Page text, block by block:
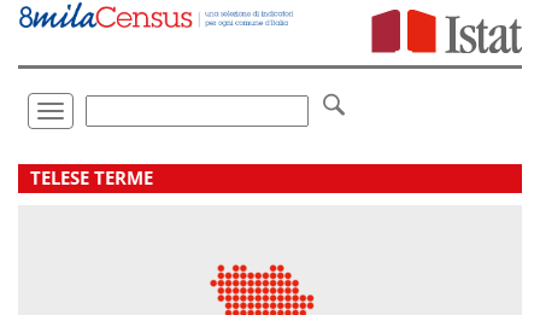
Vai
direttamente
Toggle
navigation
.
TELESE TERME